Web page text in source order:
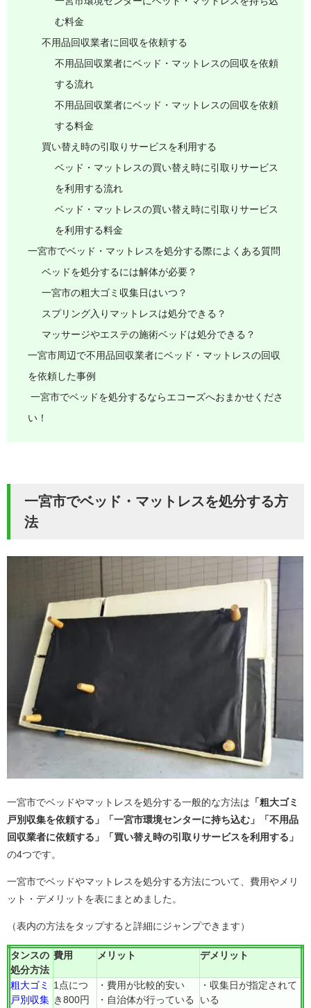
む料金
不用品回収業者に回収を依頼する
不用品回収業者にベッド・マットレスの回収を依頼
する流れ
不用品回収業者にベッド・マットレスの回収を依頼
する料金
買い替え時の引取りサービスを利用する
ベッド・マットレスの買い替え時に引取りサービス
を利用する流れ
ベッド・マットレスの買い替え時に引取りサービス
を利用する料金
一宮市でベッド・マットレスを処分する際によくある質問
ベッドを処分するには解体が必要？
一宮市の粗大ゴミ収集日はいつ？
スプリング入りマットレスは処分できる？
マッサージやエステの施術ベッドは処分できる？
一宮市周辺で不用品回収業者にベッド・マットレスの回収
を依頼した事例
一宮市でベッドを処分するならエコーズへおまかせくださ
い！
一宮市でベッド・マットレスを処分する方
法
一宮市でベッドやマットレスを処分する一般的な方法は 「粗大ゴミ
戸別収集を依頼する」「一宮市環境センターに持ち込む」「不用品
回収業者に依頼する」「買い替え時の引取りサービスを利用する」
の4つです。
一宮市でベッドやマットレスを処分する方法について、費用やメリ
ット・デメリットを表にまとめました。
（表内の方法をタップすると詳細にジャンプできます）
タンスの
処分方法
費用 メリット デメリット
粗大ゴミ
戸別収集
1点につ
き800円
・費用が比較的安い
・自治体が行っている
・収集日が指定されて
いる